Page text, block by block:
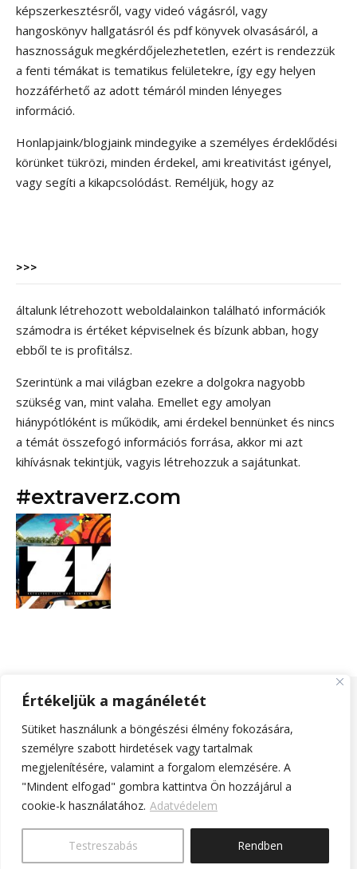
Értékeljük a magánéletét
Sütiket használunk a böngészési élmény fokozására,
személyre szabott hirdetések vagy tartalmak
megjelenítésére, valamint a forgalom elemzésére. A
"Mindent elfogad" gombra kattintva Ön hozzájárul a
cookie-k használatához. Adatvédelem
Testreszabás Rendben
képszerkesztésről, vagy videó vágásról, vagy
hangoskönyv hallgatásról és pdf könyvek olvasásáról, a
hasznosságuk megkérdőjelezhetetlen, ezért is rendezzük
a fenti témákat is tematikus felületekre, így egy helyen
hozzáférhető az adott témáról minden lényeges
információ.
Honlapjaink/blogjaink mindegyike a személyes érdeklődési
körünket tükrözi, minden érdekel, ami kreativitást igényel,
vagy segíti a kikapcsolódást. Reméljük, hogy az
>>>
általunk létrehozott weboldalainkon található információk
számodra is értéket képviselnek és bízunk abban, hogy
ebből te is profitálsz.
Szerintünk a mai világban ezekre a dolgokra nagyobb
szükség van, mint valaha. Emellet egy amolyan
hiánypótlóként is működik, ami érdekel bennünket és nincs
a témát összefogó információs forrása, akkor mi azt
kihívásnak tekintjük, vagyis létrehozzuk a sajátunkat.
#extraverz.com
Extraverz.com© - 2025 - Minden jog fenntartva! |Bard a sablont
készítette:WP Royal.
ExtraverzBlog
Adatvédelem Impresszum Partner blogok
VISSZA A TETEJÉRE